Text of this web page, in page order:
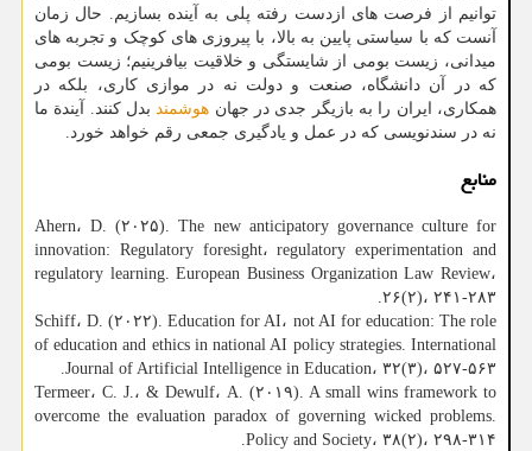
توانیم از فرصت های ازدست رفته پلی به آینده بسازیم. حال زمان
آنست که با سیاستی پایین به بالا، با پیروزی های کوچک و تجربه های
میدانی، زیست بومی از شایستگی و خلاقیت بیافرینیم؛ زیست بومی
که در آن دانشگاه، صنعت و دولت نه در موازی کاری، بلکه در
همکاری، ایران را به بازیگر جدی در جهان هوشمند بدل کنند. آیندة ما
نه در سندنویسی که در عمل و یادگیری جمعی رقم خواهد خورد.
منابع
Ahern، D. (۲۰۲۵). The new anticipatory governance culture for
innovation: Regulatory foresight، regulatory experimentation and
regulatory learning. European Business Organization Law Review،
۲۶(۲)، ۲۴۱-۲۸۳.
Schiff، D. (۲۰۲۲). Education for AI، not AI for education: The role
of education and ethics in national AI policy strategies. International
Journal of Artificial Intelligence in Education، ۳۲(۳)، ۵۲۷-۵۶۳.
Termeer، C. J.، & Dewulf، A. (۲۰۱۹). A small wins framework to
overcome the evaluation paradox of governing wicked problems.
Policy and Society، ۳۸(۲)، ۲۹۸-۳۱۴.